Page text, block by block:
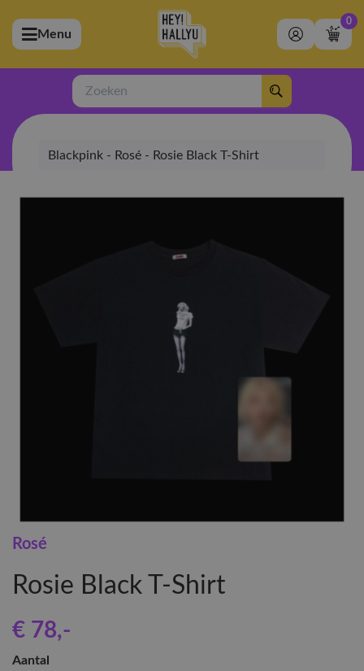
(Artiesten)
(Merchandise)
(Exclusive)
(Winkel)
Menu
0
Zoeken
Blackpink - Rosé - Rosie Black T-Shirt
Rosé
Rosie Black T-Shirt
€ 78,-
Aantal